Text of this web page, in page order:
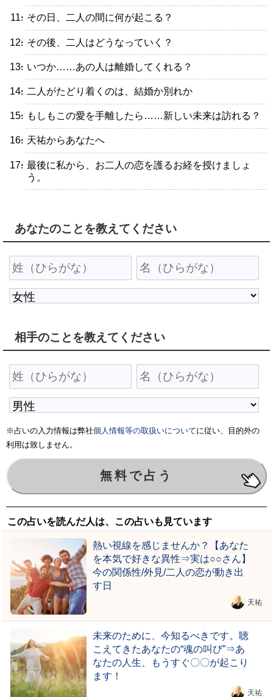
・その日、二人の間に何が起こる？
・その後、二人はどうなっていく？
・いつか……あの人は離婚してくれる？
・二人がたどり着くのは、結婚か別れか
・もしもこの愛を手離したら……新しい未来は訪れる？
・天祐からあなたへ
・最後に私から、お二人の恋を護るお経を授けましょ
う。
あなたのことを教えてください
相手のことを教えてください
※占いの入力情報は弊社個人情報等の取扱いについてに従い、目的外の
利用は致しません。
この占いを読んだ人は、この占いも見ています
熱い視線を感じませんか？【あなた
を本気で好きな異性⇒実は○○さん】
今の関係性/外見/二人の恋が動き出
す日
天祐
未来のために、今知るべきです。聴
こえてきたあなたの“魂の叫び”⇒あ
なたの人生、もうすぐ〇〇が起こり
ます！
天祐